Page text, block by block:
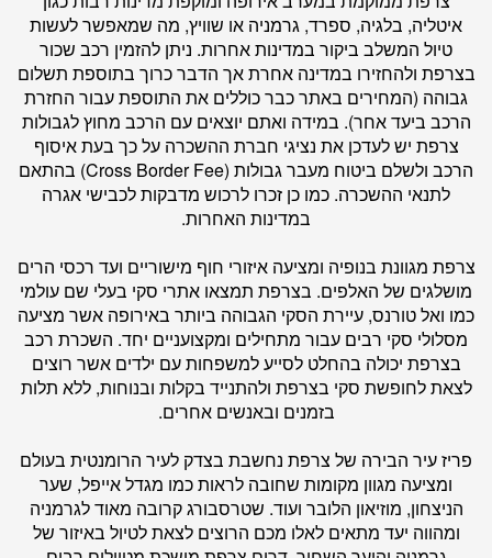
איטליה, בלגיה, ספרד, גרמניה או שוויץ, מה שמאפשר לעשות
טיול המשלב ביקור במדינות אחרות. ניתן להזמין רכב שכור
בצרפת ולהחזירו במדינה אחרת אך הדבר כרוך בתוספת תשלום
גבוהה (המחירים באתר כבר כוללים את התוספת עבור החזרת
הרכב ביעד אחר). במידה ואתם יוצאים עם הרכב מחוץ לגבולות
צרפת יש לעדכן את נציגי חברת ההשכרה על כך בעת איסוף
הרכב ולשלם ביטוח מעבר גבולות (Cross Border Fee) בהתאם
לתנאי ההשכרה. כמו כן זכרו לרכוש מדבקות לכבישי אגרה
במדינות האחרות.
צרפת מגוונת בנופיה ומציעה איזורי חוף מישוריים ועד רכסי הרים
מושלגים של האלפים. בצרפת תמצאו אתרי סקי בעלי שם עולמי
כמו ואל טורנס, עיירת הסקי הגבוהה ביותר באירופה אשר מציעה
מסלולי סקי רבים עבור מתחילים ומקצועניים יחד. השכרת רכב
בצרפת יכולה בהחלט לסייע למשפחות עם ילדים אשר רוצים
לצאת לחופשת סקי בצרפת ולהתנייד בקלות ובנוחות, ללא תלות
בזמנים ובאנשים אחרים.
פריז עיר הבירה של צרפת נחשבת בצדק לעיר הרומנטית בעולם
ומציעה מגוון מקומות שחובה לראות כמו מגדל אייפל, שער
הניצחון, מוזיאון הלובר ועוד. שטרסבורג קרובה מאוד לגרמניה
ומהווה יעד מתאים לאלו מכם הרוצים לצאת לטיול באיזור של